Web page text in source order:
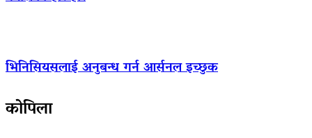
भिनिसियसलाई अनुबन्ध गर्न आर्सनल इच्छुक
कोपिला